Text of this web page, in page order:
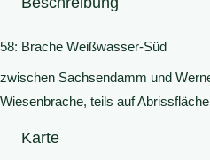
58: Brache Weißwasser-Süd
zwischen Sachsendamm und
Wiesenbrache, teils auf
Karte